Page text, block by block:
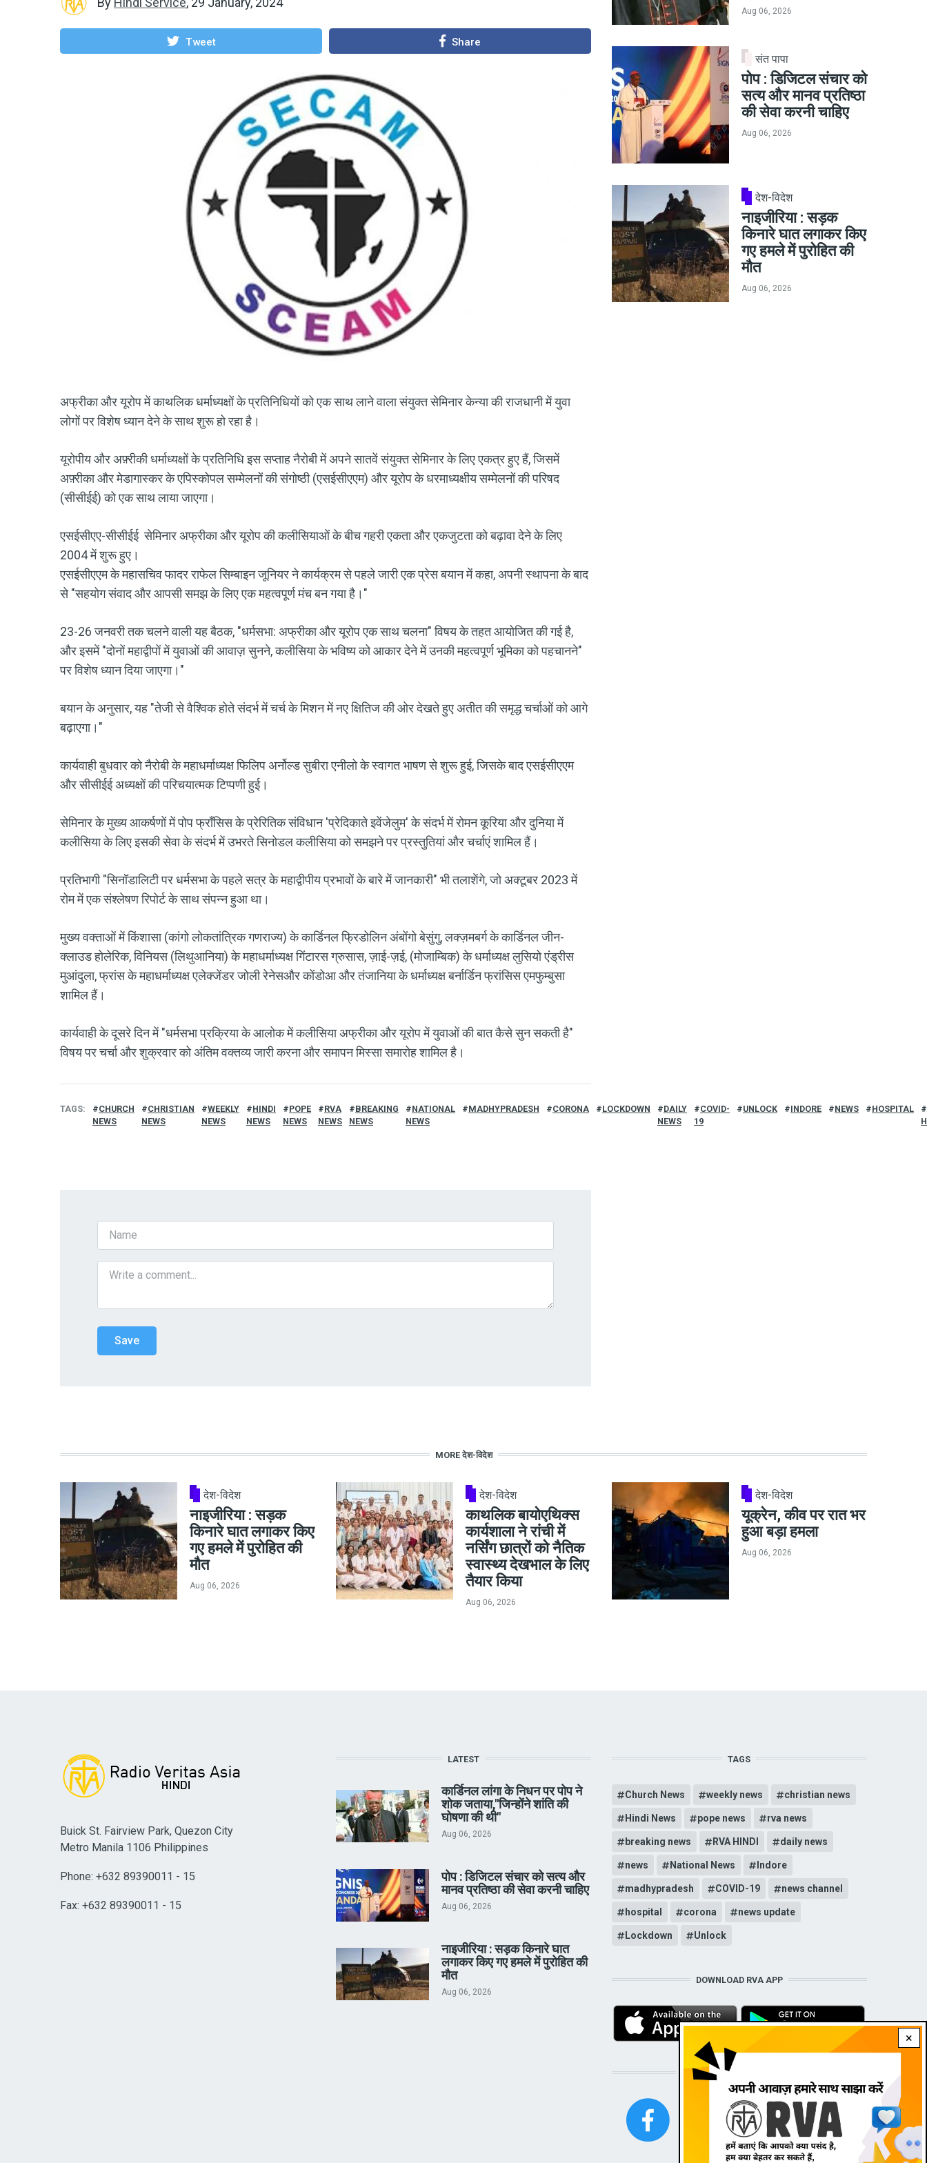
Tweet Share
अफ्रीका और यूरोप में काथलिक धर्माध्यक्षों के प्रतिनिधियों को एक साथ लाने वाला संयुक्त सेमिनार केन्या की राजधानी में युवा
लोगों पर विशेष ध्यान देने के साथ शुरू हो रहा है।
यूरोपीय और अफ़्रीकी धर्माध्यक्षों के प्रतिनिधि इस सप्ताह नैरोबी में अपने सातवें संयुक्त सेमिनार के लिए एकत्र हुए हैं, जिसमें
अफ़्रीका और मेडागास्कर के एपिस्कोपल सम्मेलनों की संगोष्ठी (एसईसीएएम) और यूरोप के धरमाध्यक्षीय सम्मेलनों की परिषद
(सीसीईई) को एक साथ लाया जाएगा।
एसईसीएए-सीसीईई सेमिनार अफ्रीका और यूरोप की कलीसियाओं के बीच गहरी एकता और एकजुटता को बढ़ावा देने के लिए
2004 में शुरू हुए।
एसईसीएएम के महासचिव फादर राफेल सिम्बाइन जूनियर ने कार्यक्रम से पहले जारी एक प्रेस बयान में कहा, अपनी स्थापना के बाद
से "सहयोग संवाद और आपसी समझ के लिए एक महत्वपूर्ण मंच बन गया है।"
23-26 जनवरी तक चलने वाली यह बैठक, "धर्मसभा: अफ्रीका और यूरोप एक साथ चलना" विषय के तहत आयोजित की गई है,
और इसमें "दोनों महाद्वीपों में युवाओं की आवाज़ सुनने, कलीसिया के भविष्य को आकार देने में उनकी महत्वपूर्ण भूमिका को पहचानने"
पर विशेष ध्यान दिया जाएगा।"
बयान के अनुसार, यह "तेजी से वैश्विक होते संदर्भ में चर्च के मिशन में नए क्षितिज की ओर देखते हुए अतीत की समृद्ध चर्चाओं को आगे
बढ़ाएगा।"
कार्यवाही बुधवार को नैरोबी के महाधर्माध्यक्ष फिलिप अर्नोल्ड सुबीरा एनीलो के स्वागत भाषण से शुरू हुई, जिसके बाद एसईसीएएम
और सीसीईई अध्यक्षों की परिचयात्मक टिप्पणी हुई।
सेमिनार के मुख्य आकर्षणों में पोप फ्राँसिस के प्रेरितिक संविधान 'प्रेदिकाते इवेंजेलुम' के संदर्भ में रोमन कूरिया और दुनिया में
कलीसिया के लिए इसकी सेवा के संदर्भ में उभरते सिनोडल कलीसिया को समझने पर प्रस्तुतियां और चर्चाएं शामिल हैं।
प्रतिभागी "सिनॉडालिटी पर धर्मसभा के पहले सत्र के महाद्वीपीय प्रभावों के बारे में जानकारी" भी तलाशेंगे, जो अक्टूबर 2023 में
रोम में एक संश्लेषण रिपोर्ट के साथ संपन्न हुआ था।
मुख्य वक्ताओं में किंशासा (कांगो लोकतांत्रिक गणराज्य) के कार्डिनल फ्रिडोलिन अंबोंगो बेसुंगु, लक्ज़मबर्ग के कार्डिनल जीन-
क्लाउड होलेरिक, विनियस (लिथुआनिया) के महाधर्माध्यक्ष गिंटारस ग्रुसास, ज़ाई-ज़ई, (मोजाम्बिक) के धर्माध्यक्ष लुसियो एंड्रीस
मुआंदुला, फ्रांस के महाधर्माध्यक्ष एलेक्जेंडर जोली रेनेसऔर कोंडोआ और तंजानिया के धर्माध्यक्ष बर्नार्डिन फ्रांसिस एमफुम्बुसा
शामिल हैं।
कार्यवाही के दूसरे दिन में "धर्मसभा प्रक्रिया के आलोक में कलीसिया अफ्रीका और यूरोप में युवाओं की बात कैसे सुन सकती है"
विषय पर चर्चा और शुक्रवार को अंतिम वक्तव्य जारी करना और समापन मिस्सा समारोह शामिल है।
TAGS
CHURCH
NEWS
CHRISTIAN
NEWS
WEEKLY
NEWS
HINDI
NEWS
POPE
NEWS
RVA
NEWS
BREAKING
NEWS
NATIONAL
NEWS
MADHYPRADESH CORONA LOCKDOWN
DAILY
NEWS
COVID-
19
UNLOCK INDORE NEWS
HOSPITAL
Aug 06, 2026
संत पापा
पोप : डिजिटल संचार को
सत्य और मानव प्रतिष्ठा
की सेवा करनी चाहिए
Aug 06, 2026
देश-विदेश
नाइजीरिया : सड़क
किनारे घात लगाकर किए
गए हमले में पुरोहित की
मौत
Aug 06, 2026
MORE देश-विदेश
देश-विदेश
नाइजीरिया : सड़क
किनारे घात लगाकर किए
गए हमले में पुरोहित की
मौत
Aug 06, 2026
देश-विदेश
काथलिक बायोएथिक्स
कार्यशाला ने रांची में
नर्सिंग छात्रों को नैतिक
स्वास्थ्य देखभाल के लिए
तैयार किया
Aug 06, 2026
देश-विदेश
यूक्रेन, कीव पर रात भर
हुआ बड़ा हमला
Aug 06, 2026
×
Buick St. Fairview Park, Quezon City
Metro Manila 1106 Philippines
Phone: +632 89390011 - 15
Fax: +632 89390011 - 15
LATEST
कार्डिनल लांगा के निधन पर पोप ने
शोक जताया,"जिन्होंने शांति की
घोषणा की थी"
Aug 06, 2026
पोप : डिजिटल संचार को सत्य और
मानव प्रतिष्ठा की सेवा करनी चाहिए
Aug 06, 2026
नाइजीरिया : सड़क किनारे घात
लगाकर किए गए हमले में पुरोहित की
मौत
Aug 06, 2026
TAGS
Church News weekly news christian news
Hindi News pope news rva news
breaking news RVA HINDI daily news
news National News Indore
madhypradesh COVID-19 news channel
hospital corona news update
Lockdown Unlock
DOWNLOAD RVA APP
STAY CONNECTED WITH US!